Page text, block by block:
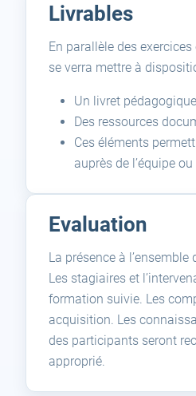
Livrables
En parallèle des
se verra mettre à
Un livret
Des ressources
Ces éléments
auprès de l’équipe
Evaluation
La présence à
Les stagiaires et
formation suivie. Les
acquisition. Les
des participants seront
approprié.